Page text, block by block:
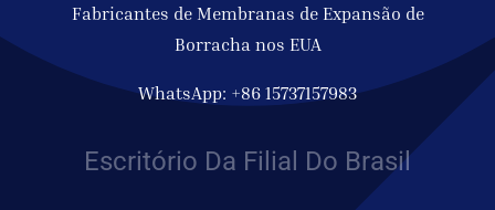
Fabricantes de Membranas de Expansão de
Borracha nos EUA
WhatsApp: +86 15737157983
Escritório Da Filial Do Brasil